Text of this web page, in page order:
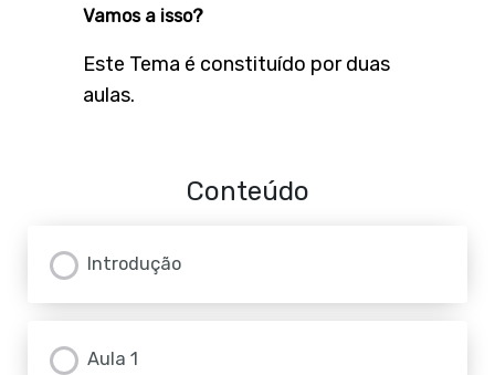
Vamos a isso?
Este Tema é constituído por duas
aulas.
Conteúdo
Introdução
Aula 1